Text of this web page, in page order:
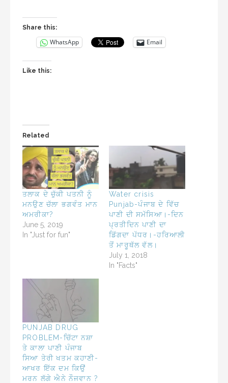
Share this:
WhatsApp Email
Like this:
Related
ਤਲਾਕ ਦੇ ਚੁੱਕੀ ਪਤਨੀ ਨੂੰ
ਮਨਉਣ ਚੱਲਾ ਭਗਵੰਤ ਮਾਨ
ਅਮਰੀਕਾ?
June 5, 2019
In "Just for fun"
Water crisis
Punjab-ਪੰਜਾਬ ਦੇ ਵਿੱਚ
ਪਾਣੀ ਦੀ ਸਮੱਸਿਆ।-ਦਿਨ
ਪ੍ਰਤੀਦਿਨ ਪਾਣੀ ਦਾ
ਡਿੱਗਦਾ ਪੱਧਰ।-ਹਰਿਆਲੀ
ਤੋਂ ਮਾਰੂਥੱਲ ਵੱਲ।
July 1, 2018
In "Facts"
PUNJAB DRUG
PROBLEM-ਚਿੱਟਾ ਨਸ਼ਾ
ਤੇ ਕਾਲਾ ਪਾਣੀ ਪੰਜਾਬ
ਸਿਆ ਤੇਰੀ ਖਤਮ ਕਹਾਣੀ-
ਆਖਰ ਇੱਕ ਦਮ ਕਿਉਂ
ਮਰਨ ਲੱਗੇ ਐਨੇ ਨੌਜਵਾਨ ?